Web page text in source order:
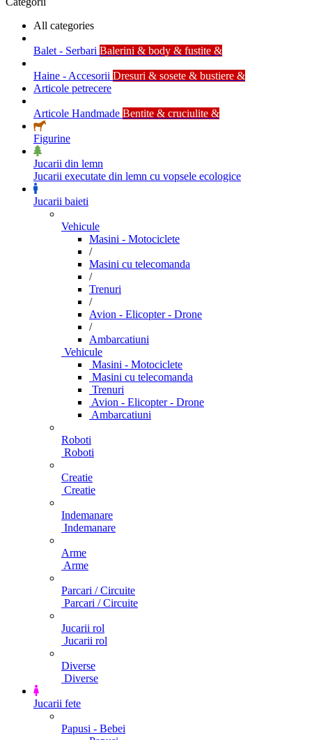
All categories
Balet - Serbari Balerini & body & fustite &
Haine - Accesorii Dresuri & sosete & bustiere &
Articole petrecere
Articole Handmade Bentite & cruciulite &
Figurine
Jucarii din lemn
Jucarii executate din lemn cu vopsele ecologice
Jucarii baieti
Vehicule
Masini - Motociclete
/
Masini cu telecomanda
/
Trenuri
/
Avion - Elicopter - Drone
/
Ambarcatiuni
Vehicule
Masini - Motociclete
Masini cu telecomanda
Trenuri
Avion - Elicopter - Drone
Ambarcatiuni
Roboti
Roboti
Creatie
Creatie
Indemanare
Indemanare
Arme
Arme
Parcari / Circuite
Parcari / Circuite
Jucarii rol
Jucarii rol
Diverse
Diverse
Jucarii fete
Papusi - Bebei